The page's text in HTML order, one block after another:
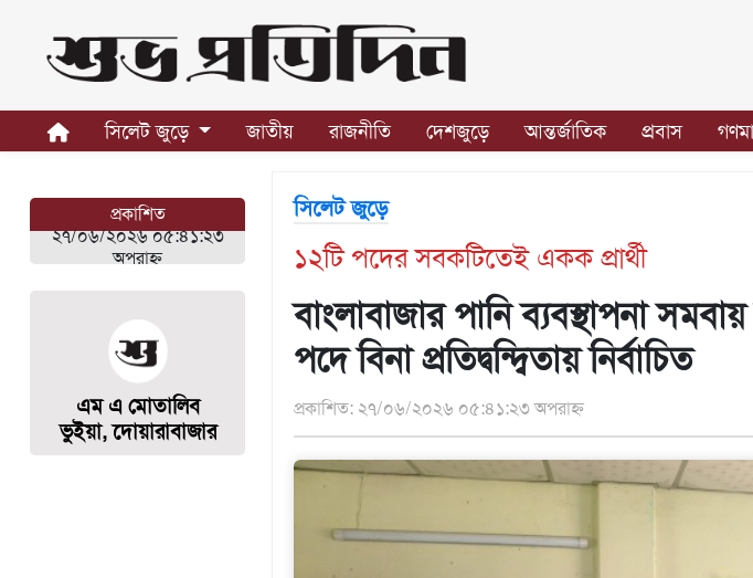
জুড়ে
সিলেট
মৌলভীবাজার
হবিগঞ্জ
জাতীয়
আন্তর্জাতিক
সিলেট জুড়ে জাতীয় রাজনীতি দেশজুড়ে আন্তর্জাতিক প্রবাস
প্রকাশিত
২৭/০৬/২০২৬ ০৫:৪১:২৩
অপরাহ্ন
এম এ মোতালিব
ভুইয়া, ​দোয়ারাবাজার
সিলেট জুড়ে
১২টি পদের সবকটিতেই একক প্রার্থী
বাংলাবাজার পানি ব্যবস্থাপনা
পদে বিনা প্রতিদ্বন্দ্বিতায় নির্বাচিত
প্রকাশিত: ২৭/০৬/২০২৬ ০৫:৪১:২৩ অপরাহ্ন